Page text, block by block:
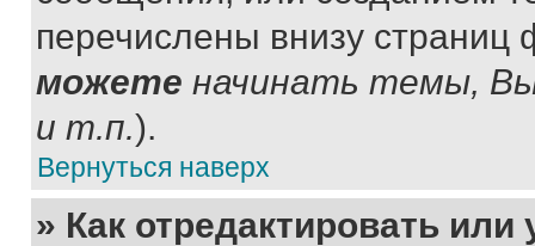
перечислены внизу
можете начинать темы,
и т.п.).
Вернуться наверх
» Как отредактировать